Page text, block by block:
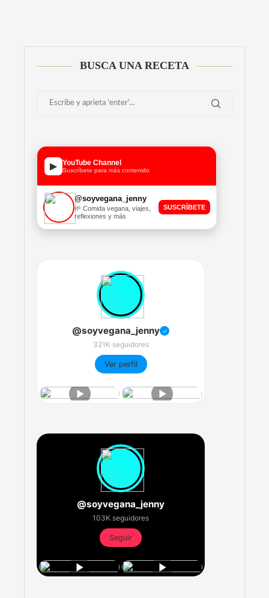
BUSCA UNA RECETA
▶ YouTube Channel
Suscríbete para más contenido
@soyvegana_jenny
🌱 Comida vegana, viajes,
reflexiones y más
SUSCRÍBETE
@soyvegana_jenny ✓
321K seguidores
Ver perfil
@soyvegana_jenny
103K seguidores
Seguir